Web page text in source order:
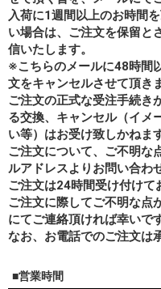
入荷に1週間以上のお時間
い場合は、ご注文を保留と
信いたします。
※こちらのメールに48時間
文をキャンセルさせて頂き
ご注文の正式な受注手続き
る交換、キャンセル（イメ
い等）はお受け致しかねます
ご注文について、ご不明な
ルアドレスよりお問い合わ
ご注文は24時間受け付けて
ご注文に際してご不明な点
にてご連絡頂ければ幸いです
なお、 お電話でのご注文は
■営業時間